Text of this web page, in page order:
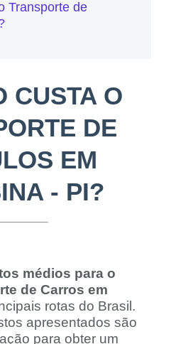
Transporte de
CUSTA O
DE
EM
- PI?
médios para o
de Carros em
rotas do Brasil.
apresentados são
para obter um